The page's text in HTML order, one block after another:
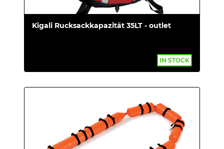
Kigali Rucksackkapazität 35LT - outlet
IN STOCK